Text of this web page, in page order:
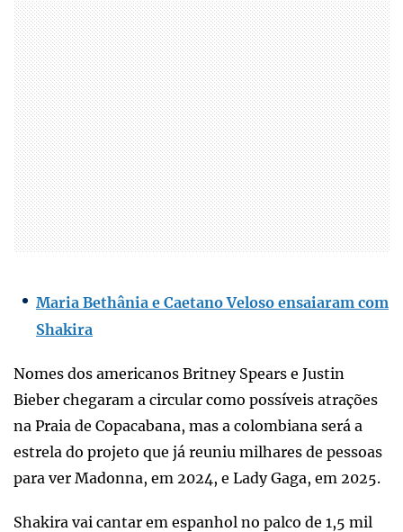
Maria Bethânia e Caetano Veloso ensaiaram com
Shakira
Nomes dos americanos Britney Spears e Justin
Bieber chegaram a circular como possíveis atrações
na Praia de Copacabana, mas a colombiana será a
estrela do projeto que já reuniu milhares de pessoas
para ver Madonna, em 2024, e Lady Gaga, em 2025.
Shakira vai cantar em espanhol no palco de 1,5 mil